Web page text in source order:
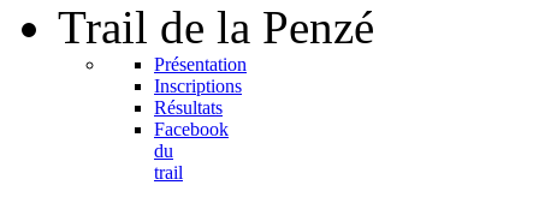
Trail de la Penzé
Présentation
Inscriptions
Résultats
Facebook
du
trail